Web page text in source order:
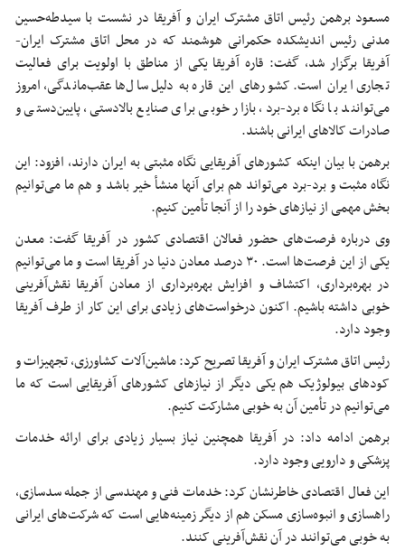
مسعود برهمن رئیس اتاق مشترک ایران و آفریقا در نشست با سیدطه‌حسین
مدنی رئیس اندیشکده حکمرانی هوشمند که در محل اتاق مشترک ایران-
آفریقا برگزار شد، گفت: قاره آفریقا یکی از مناطق با اولویت برای فعالیت
تجاری ایران است. کشورهای این قاره به دلیل سال‌ها عقب‌ماندگی، امروز
می‌توانند با نگاه برد-برد، بازار خوبی برای صنایع بالادستی، پایین‌دستی و
صادرات کالاهای ایرانی باشند.
برهمن با بیان اینکه کشورهای آفریقایی نگاه مثبتی به ایران دارند، افزود: این
نگاه مثبت و برد-برد می‌تواند هم برای آنها منشأ خیر باشد و هم ما می‌توانیم
بخش مهمی از نیازهای خود را از آنجا تأمین کنیم.
وی درباره فرصت‌های حضور فعالان اقتصادی کشور در آفریقا گفت: معدن
یکی از این فرصت‌ها است. ۳۰ درصد معادن دنیا در آفریقا است و ما می‌توانیم
در بهره‌برداری، اکتشاف و افزایش بهره‌برداری از معادن آفریقا نقش‌آفرینی
خوبی داشته باشیم. اکنون درخواست‌های زیادی برای این کار از طرف آفریقا
وجود دارد.
رئیس اتاق مشترک ایران و آفریقا تصریح کرد: ماشین‌آلات کشاورزی، تجهیزات و
کودهای بیولوژیک هم یکی دیگر از نیازهای کشورهای آفریقایی است که ما
می‌توانیم در تأمین آن به خوبی مشارکت کنیم.
برهمن ادامه داد: در آفریقا همچنین نیاز بسیار زیادی برای ارائه خدمات
پزشکی و دارویی وجود دارد.
این فعال اقتصادی خاطرنشان کرد: خدمات فنی و مهندسی از جمله سدسازی،
راهسازی و انبوه‌سازی مسکن هم از دیگر زمینه‌هایی است که شرکت‌های ایرانی
به خوبی می‌توانند در آن نقش‌آفرینی کنند.